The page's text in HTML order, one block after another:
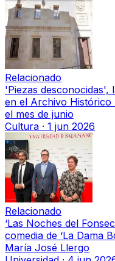
Relacionado
'Piezas desconocidas',
en el Archivo Histórico
el mes de junio
Cultura · 1 jun 2026
Relacionado
‘Las Noches del
comedia de ‘La Dama
María José Llergo